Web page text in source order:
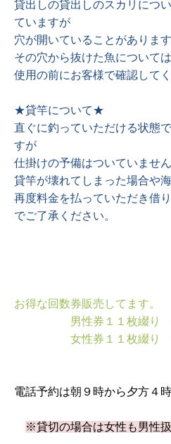
貸出しの貸出しのスカリにつ
ていますが
穴が開いていることがあります
その穴から抜けた魚について
使用の前にお客様で確認してく
★貸竿について★
直ぐに釣っていただける状態
すが
仕掛けの予備はついていませ
貸竿が壊れてしまった場合や
再度料金を払っていただき借
でご了承ください。
お得な回数券販売してます。
男性券１１枚綴り １
女性券１１枚綴り １
電話予約は朝９時から夕方４時
※貸切の場合は女性も男性